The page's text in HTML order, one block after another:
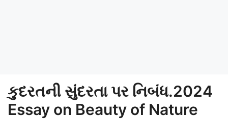
કુદરતની સુંદરતા પર નિબંધ.2024
Essay on Beauty of Nature